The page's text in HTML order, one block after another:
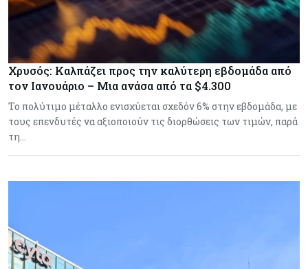
Χρυσός: Καλπάζει προς την καλύτερη εβδομάδα από
τον Ιανουάριο – Μια ανάσα από τα $4.300
Το πολύτιμο μέταλλο ενισχύεται σχεδόν 6% στην εβδομάδα, με
τους επενδυτές να αξιοποιούν τις διορθώσεις των τιμών, παρά
τη…